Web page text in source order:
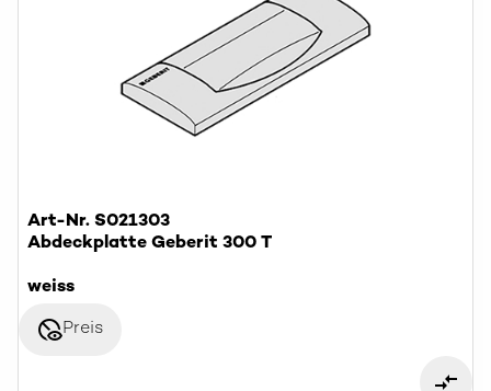
Art-Nr. S021303
Abdeckplatte Geberit 300 T
weiss
disabled_visiblePreis